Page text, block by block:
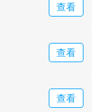
查看
查看
查看